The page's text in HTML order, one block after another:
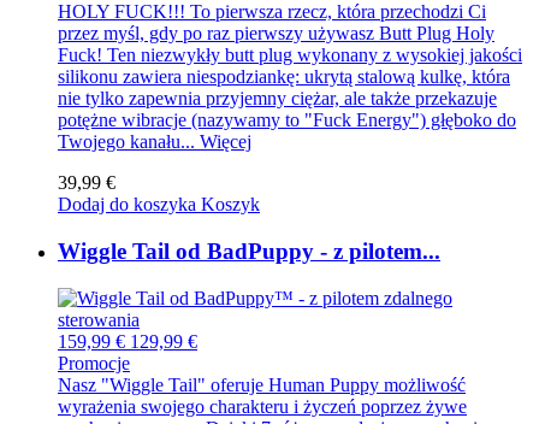
HOLY FUCK!!! To pierwsza rzecz, która przechodzi Ci
przez myśl, gdy po raz pierwszy używasz Butt Plug Holy
Fuck! Ten niezwykły butt plug wykonany z wysokiej jakości
silikonu zawiera niespodziankę: ukrytą stalową kulkę, która
nie tylko zapewnia przyjemny ciężar, ale także przekazuje
potężne wibracje (nazywamy to "Fuck Energy") głęboko do
Twojego kanału... Więcej
39,99 €
Dodaj do koszyka Koszyk
Wiggle Tail od BadPuppy - z pilotem...
159,99 € 129,99 €
Promocje
Nasz "Wiggle Tail" oferuje Human Puppy możliwość
wyrażenia swojego charakteru i życzeń poprzez żywe